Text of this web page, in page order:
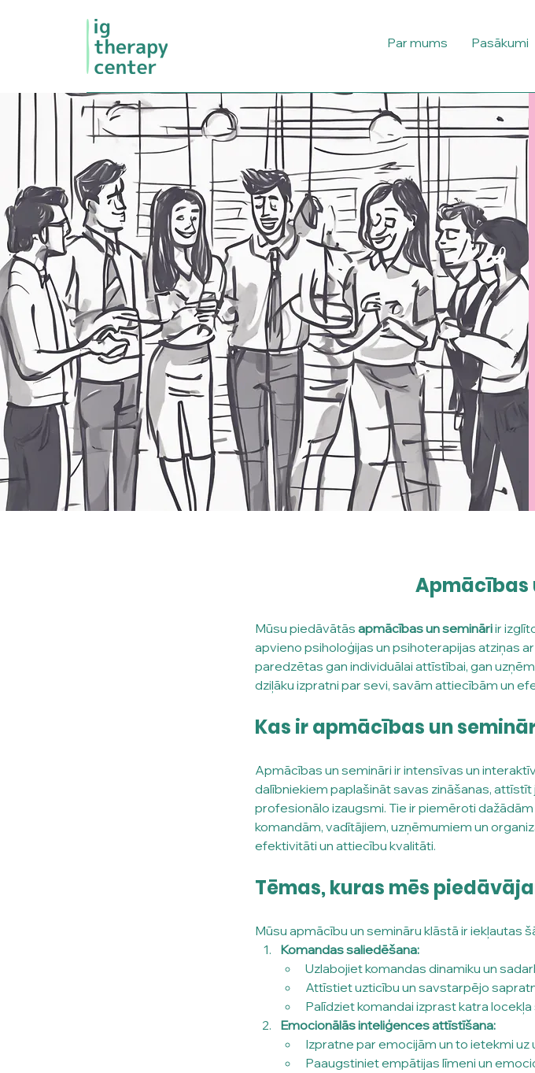
Par mums Pasākumi
Apmācības
Mūsu piedāvātās apmācības un semināri ir
apvieno psiholoģijas un psihoterapijas atziņas
paredzētas gan individuālai attīstībai, gan
dziļāku izpratni par sevi, savām attiecībām un
Kas ir apmācības un
Apmācības un semināri ir intensīvas un
dalībniekiem paplašināt savas zināšanas,
profesionālo izaugsmi. Tie ir piemēroti
komandām, vadītājiem, uzņēmumiem un
efektivitāti un attiecību kvalitāti.
Tēmas, kuras mēs
Mūsu apmācību un semināru klāstā ir iekļautas
Komandas saliedēšana:
Uzlabojiet komandas dinamiku un
Attīstiet uzticību un savstarpējo
Palīdziet komandai izprast katra
Emocionālās inteliģences attīstīšana:
Izpratne par emocijām un to ietekmi uz
Paaugstiniet empātijas līmeni un